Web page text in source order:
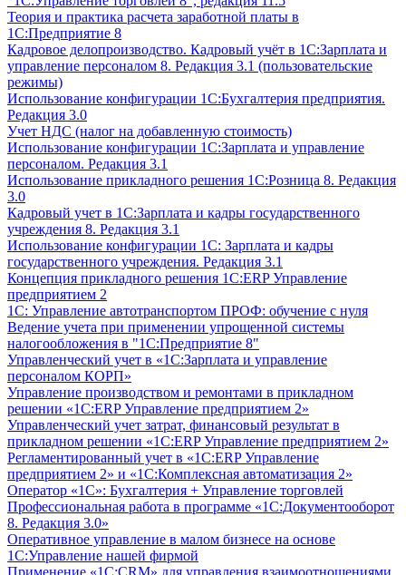
Теория и практика расчета заработной платы в
1С:Предприятие 8
Кадровое делопроизводство. Кадровый учёт в 1С:Зарплата и
управление персоналом 8. Редакция 3.1 (пользовательские
режимы)
Использование конфигурации 1С:Бухгалтерия предприятия.
Редакция 3.0
Учет НДС (налог на добавленную стоимость)
Использование конфигурации 1С:Зарплата и управление
персоналом. Редакция 3.1
Использование прикладного решения 1С:Розница 8. Редакция
3.0
Кадровый учет в 1С:Зарплата и кадры государственного
учреждения 8. Редакция 3.1
Использование конфигурации ‎1С: Зарплата и кадры
государственного учреждения. Редакция 3.1
Концепция прикладного решения 1С:ERP Управление
предприятием 2
1С: Управление автотранспортом ПРОФ: обучение с нуля
Ведение учета при применении упрощенной системы
налогообложения в "1С:Предприятие 8"
Управленческий учет в «1C:Зарплата и управление
персоналом КОРП»
Управление производством и ремонтами в прикладном
решении «1С:ERP Управление предприятием 2»
Управленческий учет затрат, финансовый результат в
прикладном решении «1С:ERP Управление предприятием 2»
Регламентированный учет в «1С:ERP Управление
предприятием 2» и «1С:Комплексная автоматизация 2»
Оператор «1С»: Бухгалтерия + Управление торговлей
Профессиональная работа в программе «1С:Документооборот
8. Редакция 3.0»
Оперативное управление в малом бизнесе на основе
1С:Управление нашей фирмой
Применение «1С:CRM» для управления взаимоотношениями